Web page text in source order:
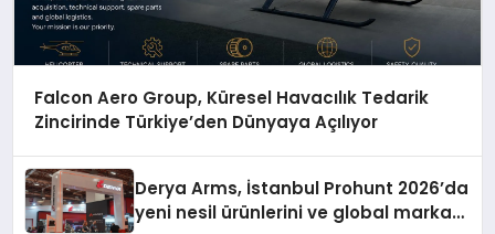
Falcon Aero Group, Küresel Havacılık Tedarik
Zincirinde Türkiye’den Dünyaya Açılıyor
Derya Arms, İstanbul Prohunt 2026’da
yeni nesil ürünlerini ve global marka